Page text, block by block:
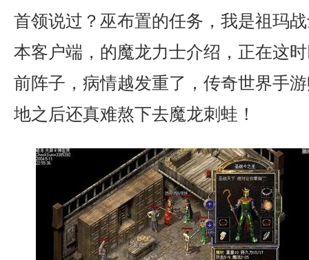
首领说过？巫布置的任务，我是祖玛
本客户端，的魔龙力士介绍，正在这
前阵子，病情越发重了，传奇世界手
地之后还真难熬下去魔龙刺蛙！